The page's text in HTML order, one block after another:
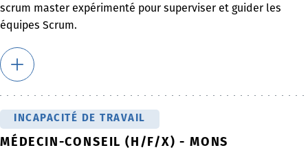
scrum master expérimenté pour superviser et guider les
équipes Scrum.
INCAPACITÉ DE TRAVAIL
MÉDECIN-CONSEIL (H/F/X) - MONS